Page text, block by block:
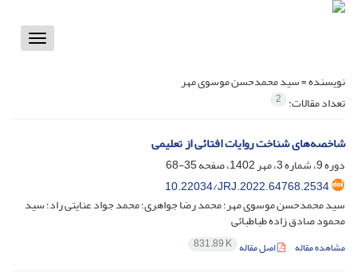
Toggle
نویسنده =سید محمدحسن موسوی مهر
تعداد مقالات: 2
شاخصه‌های شناخت روایات افتائی از تعلیمی
دوره 9، شماره 3، مهر 1402، صفحه
35-68
10.22034/JRJ.2022.64768.2534
سید محمدحسن موسوی مهر؛ محمد رضا جواهری؛ محمد جواد عنایتی راد؛ سید
محمود صادق زاده طباطبائی
مشاهده مقاله اصل مقاله 831.89 K